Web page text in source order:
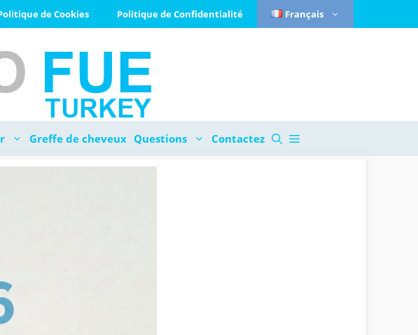
de Cookies Politique de Confidentialité Français
Greffe de cheveux Questions Contactez